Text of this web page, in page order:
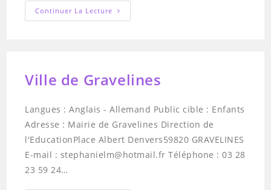
Continuer La Lecture Vivalangues
Ville de Gravelines
Langues : Anglais - Allemand Public cible : Enfants
Adresse : Mairie de Gravelines Direction de
l'EducationPlace Albert Denvers59820 GRAVELINES
E-mail : stephanielm@hotmail.fr Téléphone : 03 28
23 59 24…